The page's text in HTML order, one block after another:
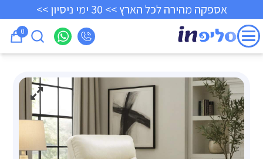
אספקה מהירה לכל הארץ >> 30 ימי ניסיון >>
0